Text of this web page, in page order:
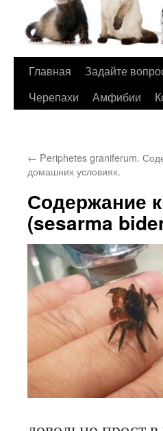
Перейти
Главная Задайте
Черепахи
Амфибии
← Periphetes graniferum.
домашних условиях.
Содержание
(sesarma